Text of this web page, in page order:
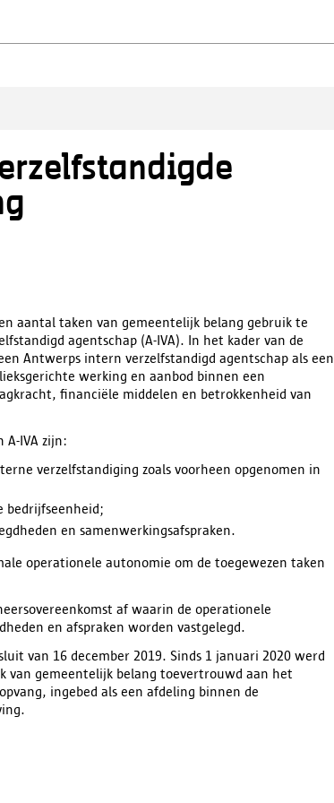
aantal taken van gemeentelijk belang gebruik te
agentschap (A-IVA). In het kader van de
Antwerps intern verzelfstandigd agentschap als een
werking en aanbod binnen een
financiële middelen en betrokkenheid van
A-IVA zijn:
verzelfstandiging zoals voorheen opgenomen in
bedrijfseenheid;
en samenwerkingsafspraken.
operationele autonomie om de toegewezen taken
af waarin de operationele
en afspraken worden vastgelegd.
van 16 december 2019. Sinds 1 januari 2020 werd
van gemeentelijk belang toevertrouwd aan het
ingebed als een afdeling binnen de